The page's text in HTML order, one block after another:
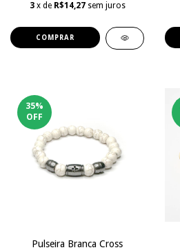
3 x de R$14,27 sem juros
35%
OFF
Pulseira Branca Cross